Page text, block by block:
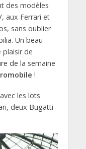
des modèles
aux Ferrari et
sans oublier
Un beau
plaisir de
de la semaine
!
les lots
deux Bugatti